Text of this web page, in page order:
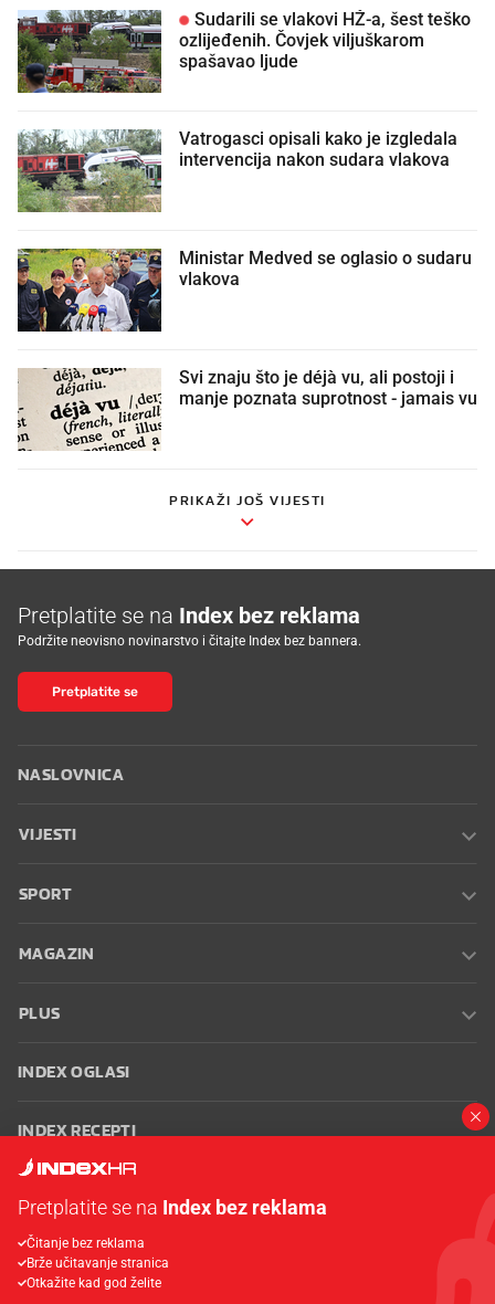
Sudarili se vlakovi HŽ-a, šest teško
ozlijeđenih. Čovjek viljuškarom
spašavao ljude
Vatrogasci opisali kako je izgledala
intervencija nakon sudara vlakova
Ministar Medved se oglasio o sudaru
vlakova
Svi znaju što je déjà vu, ali postoji i
manje poznata suprotnost - jamais vu
PRIKAŽI JOŠ VIJESTI
Pretplatite se na Index bez reklama
Podržite neovisno novinarstvo i čitajte Index bez bannera.
Pretplatite se
NASLOVNICA
VIJESTI
SPORT
MAGAZIN
PLUS
INDEX OGLASI
INDEX RECEPTI
Oglašavanje Zaposli se na Indexu
korištenja
Postavke kolačića
Pretplatite se na Index bez reklama
Čitanje bez reklama
Brže učitavanje stranica
Otkažite kad god želite